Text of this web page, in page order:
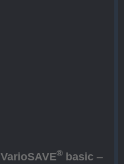
VarioSAVE® basic –